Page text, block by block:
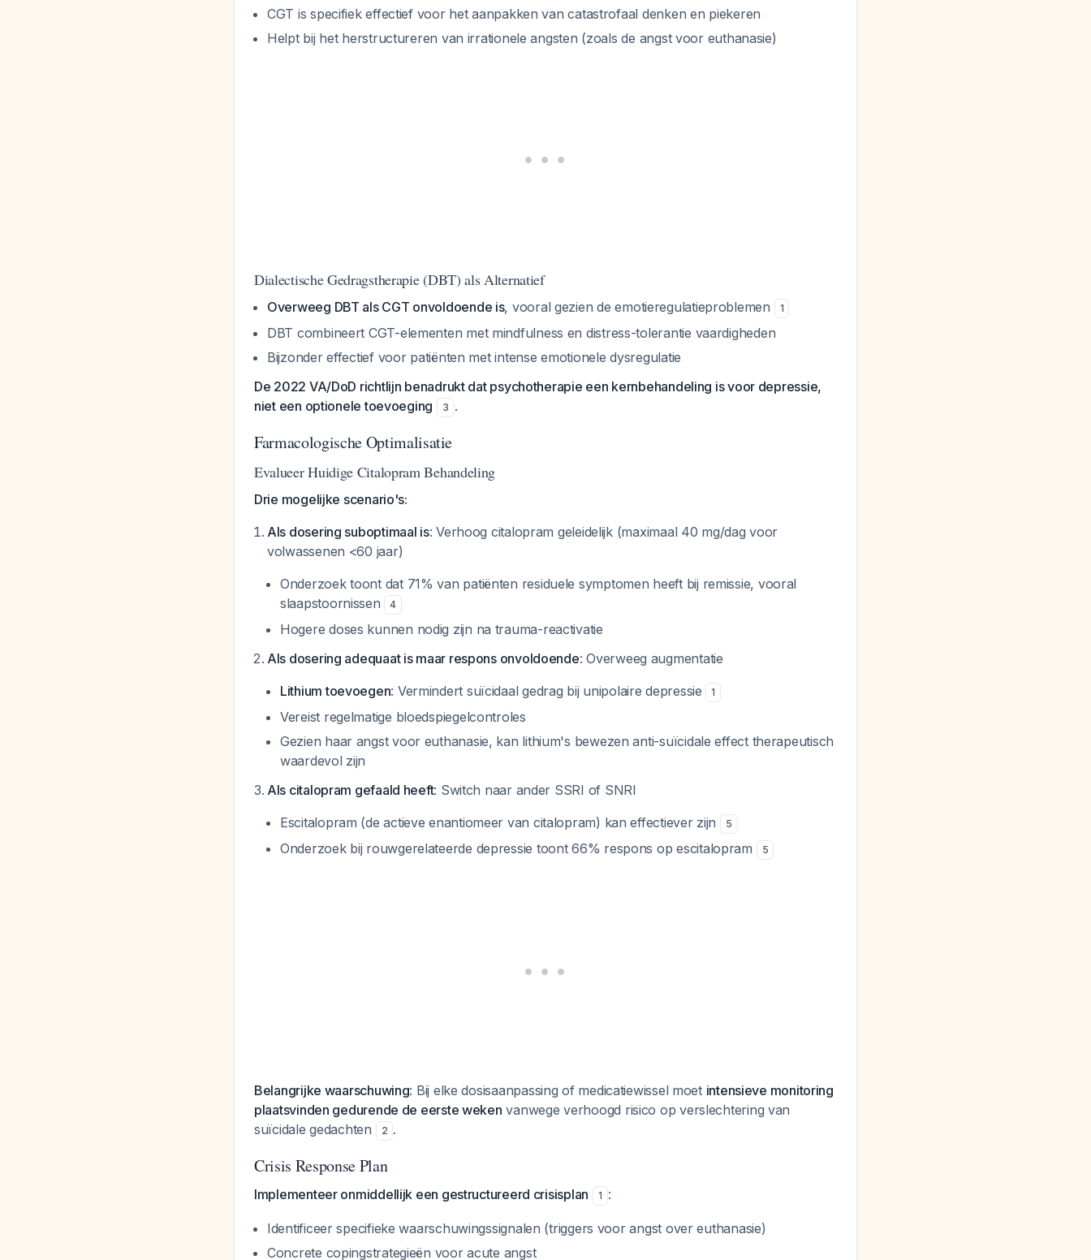
CGT is specifiek effectief voor het aanpakken van catastrofaal denken en piekeren
Helpt bij het herstructureren van irrationele angsten (zoals de angst voor euthanasie)
Dialectische Gedragstherapie (DBT) als Alternatief
Overweeg DBT als CGT onvoldoende is, vooral gezien de emotieregulatieproblemen 1
DBT combineert CGT-elementen met mindfulness en distress-tolerantie vaardigheden
Bijzonder effectief voor patiënten met intense emotionele dysregulatie
De 2022 VA/DoD richtlijn benadrukt dat psychotherapie een kernbehandeling is voor depressie,
niet een optionele toevoeging
3 .
Farmacologische Optimalisatie
Evalueer Huidige Citalopram Behandeling
Drie mogelijke scenario's:
Als dosering suboptimaal is: Verhoog citalopram geleidelijk (maximaal 40 mg/dag voor
volwassenen <60 jaar)
Onderzoek toont dat 71% van patiënten residuele symptomen heeft bij remissie, vooral
slaapstoornissen
4
Hogere doses kunnen nodig zijn na trauma-reactivatie
Als dosering adequaat is maar respons onvoldoende: Overweeg augmentatie
Lithium toevoegen: Vermindert suïcidaal gedrag bij unipolaire depressie 1
Vereist regelmatige bloedspiegelcontroles
Gezien haar angst voor euthanasie, kan lithium's bewezen anti-suïcidale effect therapeutisch
waardevol zijn
Als citalopram gefaald heeft: Switch naar ander SSRI of SNRI
Escitalopram (de actieve enantiomeer van citalopram) kan effectiever zijn
5
Onderzoek bij rouwgerelateerde depressie toont 66% respons op escitalopram 5
Belangrijke waarschuwing: Bij elke dosisaanpassing of medicatiewissel moet intensieve monitoring
plaatsvinden gedurende de eerste weken vanwege verhoogd risico op verslechtering van
suïcidale gedachten
2 .
Crisis Response Plan
Implementeer onmiddellijk een gestructureerd crisisplan 1 :
Identificeer specifieke waarschuwingssignalen (triggers voor angst over euthanasie)
Concrete copingstrategieën voor acute angst